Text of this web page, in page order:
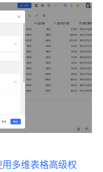
多维表格高级权